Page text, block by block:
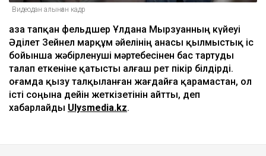
Видеодан алынған кадр
Қаза тапқан фельдшер Ұлдана Мырзуанның күйеуі
Әділет Зейнел марқұм әйелінің анасы қылмыстық іс
бойынша жәбірленуші мәртебесінен бас тартуды
талап еткеніне қатысты алғаш рет пікір білдірді.
Қоғамда қызу талқыланған жағдайға қарамастан, ол
істі соңына дейін жеткізетінін айтты, деп
хабарлайды Ulysmedia.kz.